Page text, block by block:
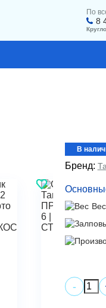
По
8
В
Бренд:
-